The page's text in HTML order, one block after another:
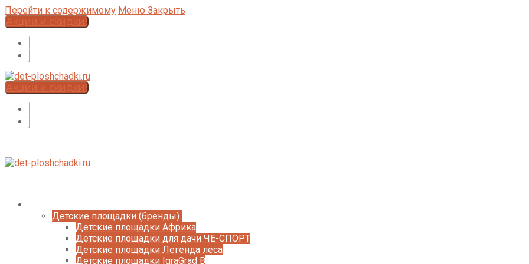
Перейти к содержимому Меню Закрыть
Акции и скидки!
Акции и скидки!
Детские площадки (бренды)
Детские площадки Африка
Детские площадки для дачи ЧЕ-СПОРТ
Детские площадки Легенда леса
Детские площадки IgraGrad B